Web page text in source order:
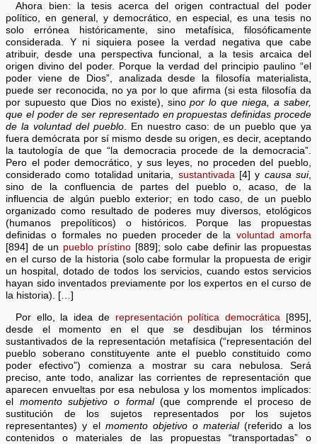
Ahora bien: la tesis acerca del origen contractual del poder
político, en general, y democrático, en especial, es una tesis no
solo errónea históricamente, sino metafísica, filosóficamente
considerada. Y ni siquiera posee la verdad negativa que cabe
atribuir, desde una perspectiva funcional, a la tesis arcaica del
origen divino del poder. Porque la verdad del principio paulino “el
poder viene de Dios”, analizada desde la filosofía materialista,
puede ser reconocida, no ya por lo que afirma (si esta filosofía da
por supuesto que Dios no existe), sinopor lo que niega, a saber,
que el poder de ser representado en propuestas definidas procede
de la voluntad del pueblo. En nuestro caso: de un pueblo que ya
fuera demócrata por sí mismo desde su origen, es decir, aceptando
la tautología de que “la democracia procede de la democracia”.
Pero el poder democrático, y sus leyes, no proceden del pueblo,
considerado como totalidad unitaria, sustantivada[4] y causa sui,
sino de la confluencia de partes del pueblo o, acaso, de la
influencia de algún pueblo exterior; en todo caso, de un pueblo
organizado como resultado de poderes muy diversos, etológicos
(humanos prepolíticos) o históricos. Porque las propuestas
definidas o formales no pueden proceder de la voluntad amorfa
[894] de un pueblo prístino[889]; solo cabe definir las propuestas
en el curso de la historia (solo cabe formular la propuesta de erigir
un hospital, dotado de todos los servicios, cuando estos servicios
hayan sido inventados previamente por los expertos en el curso de
la historia). […]
Por ello, la idea de representación política democrática [895],
desde el momento en el que se desdibujan los términos
sustantivados de la representación metafísica (“representación del
pueblo soberano constituyente ante el pueblo constituido como
poder efectivo”) comienza a mostrar su cara nebulosa. Será
preciso, ante todo, analizar las corrientes de representación que
aparecen envueltas por esa nebulosa y los momentos implicados:
el momento subjetivo o formal(que comprende el proceso de
sustitución de los sujetos representados por los sujetos
representantes) y el momento objetivo o material(referido a los
contenidos o materiales de las propuestas “transportadas” o